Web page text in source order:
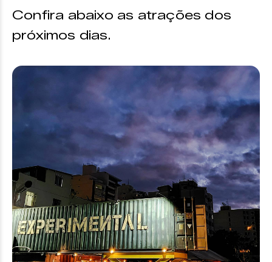
Confira abaixo as atrações dos
próximos dias.